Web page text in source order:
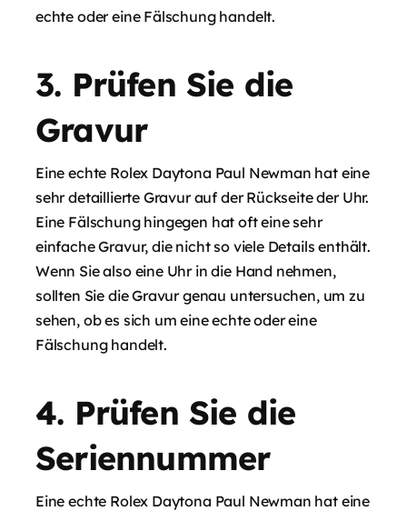
echte oder eine Fälschung handelt.
3. Prüfen Sie die
Gravur
Eine echte Rolex Daytona Paul Newman hat eine
sehr detaillierte Gravur auf der Rückseite der Uhr.
Eine Fälschung hingegen hat oft eine sehr
einfache Gravur, die nicht so viele Details enthält.
Wenn Sie also eine Uhr in die Hand nehmen,
sollten Sie die Gravur genau untersuchen, um zu
sehen, ob es sich um eine echte oder eine
Fälschung handelt.
4. Prüfen Sie die
Seriennummer
Eine echte Rolex Daytona Paul Newman hat eine